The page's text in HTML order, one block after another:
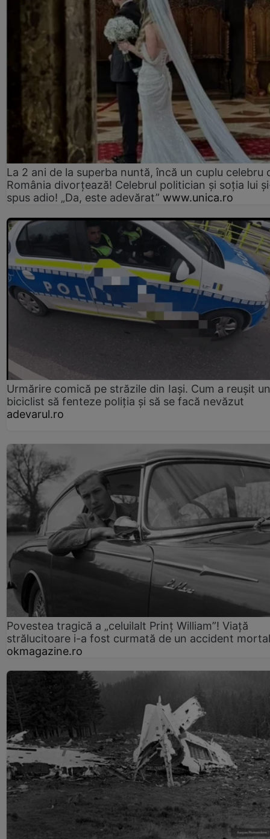
La 2 ani de la superba nuntă, încă un cuplu celebru
România divorțează! Celebrul politician și soția lui
spus adio! „Da, este adevărat” www.unica.ro
Urmărire comică pe străzile din Iași. Cum a reușit un
biciclist să fenteze poliția și să se facă nevăzut
adevarul.ro
Povestea tragică a „celuilalt Prinț William”! Viață
strălucitoare i-a fost curmată de un accident mortal
okmagazine.ro